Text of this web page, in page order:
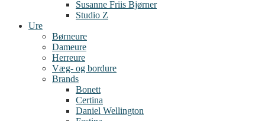
Susanne Friis Bjørner
Studio Z
Ure
Børneure
Dameure
Herreure
Væg- og bordure
Brands
Bonett
Certina
Daniel Wellington